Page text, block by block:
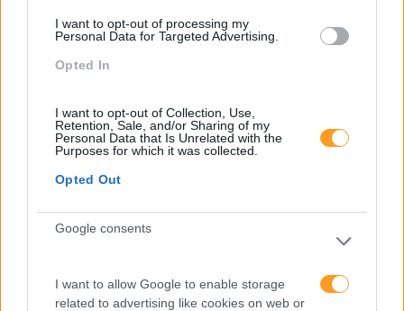
I want to opt-out of processing my
Personal Data for Targeted Advertising.
Opted In
I want to opt-out of Collection, Use,
Retention, Sale, and/or Sharing of my
Personal Data that Is Unrelated with the
Purposes for which it was collected.
Opted Out
Google consents
I want to allow Google to enable storage
related to advertising like cookies on web or
Perspetivas
Recursos Humanos
Sem Categoria
Sustentabilidade
Team Building
Vendas E Negociação